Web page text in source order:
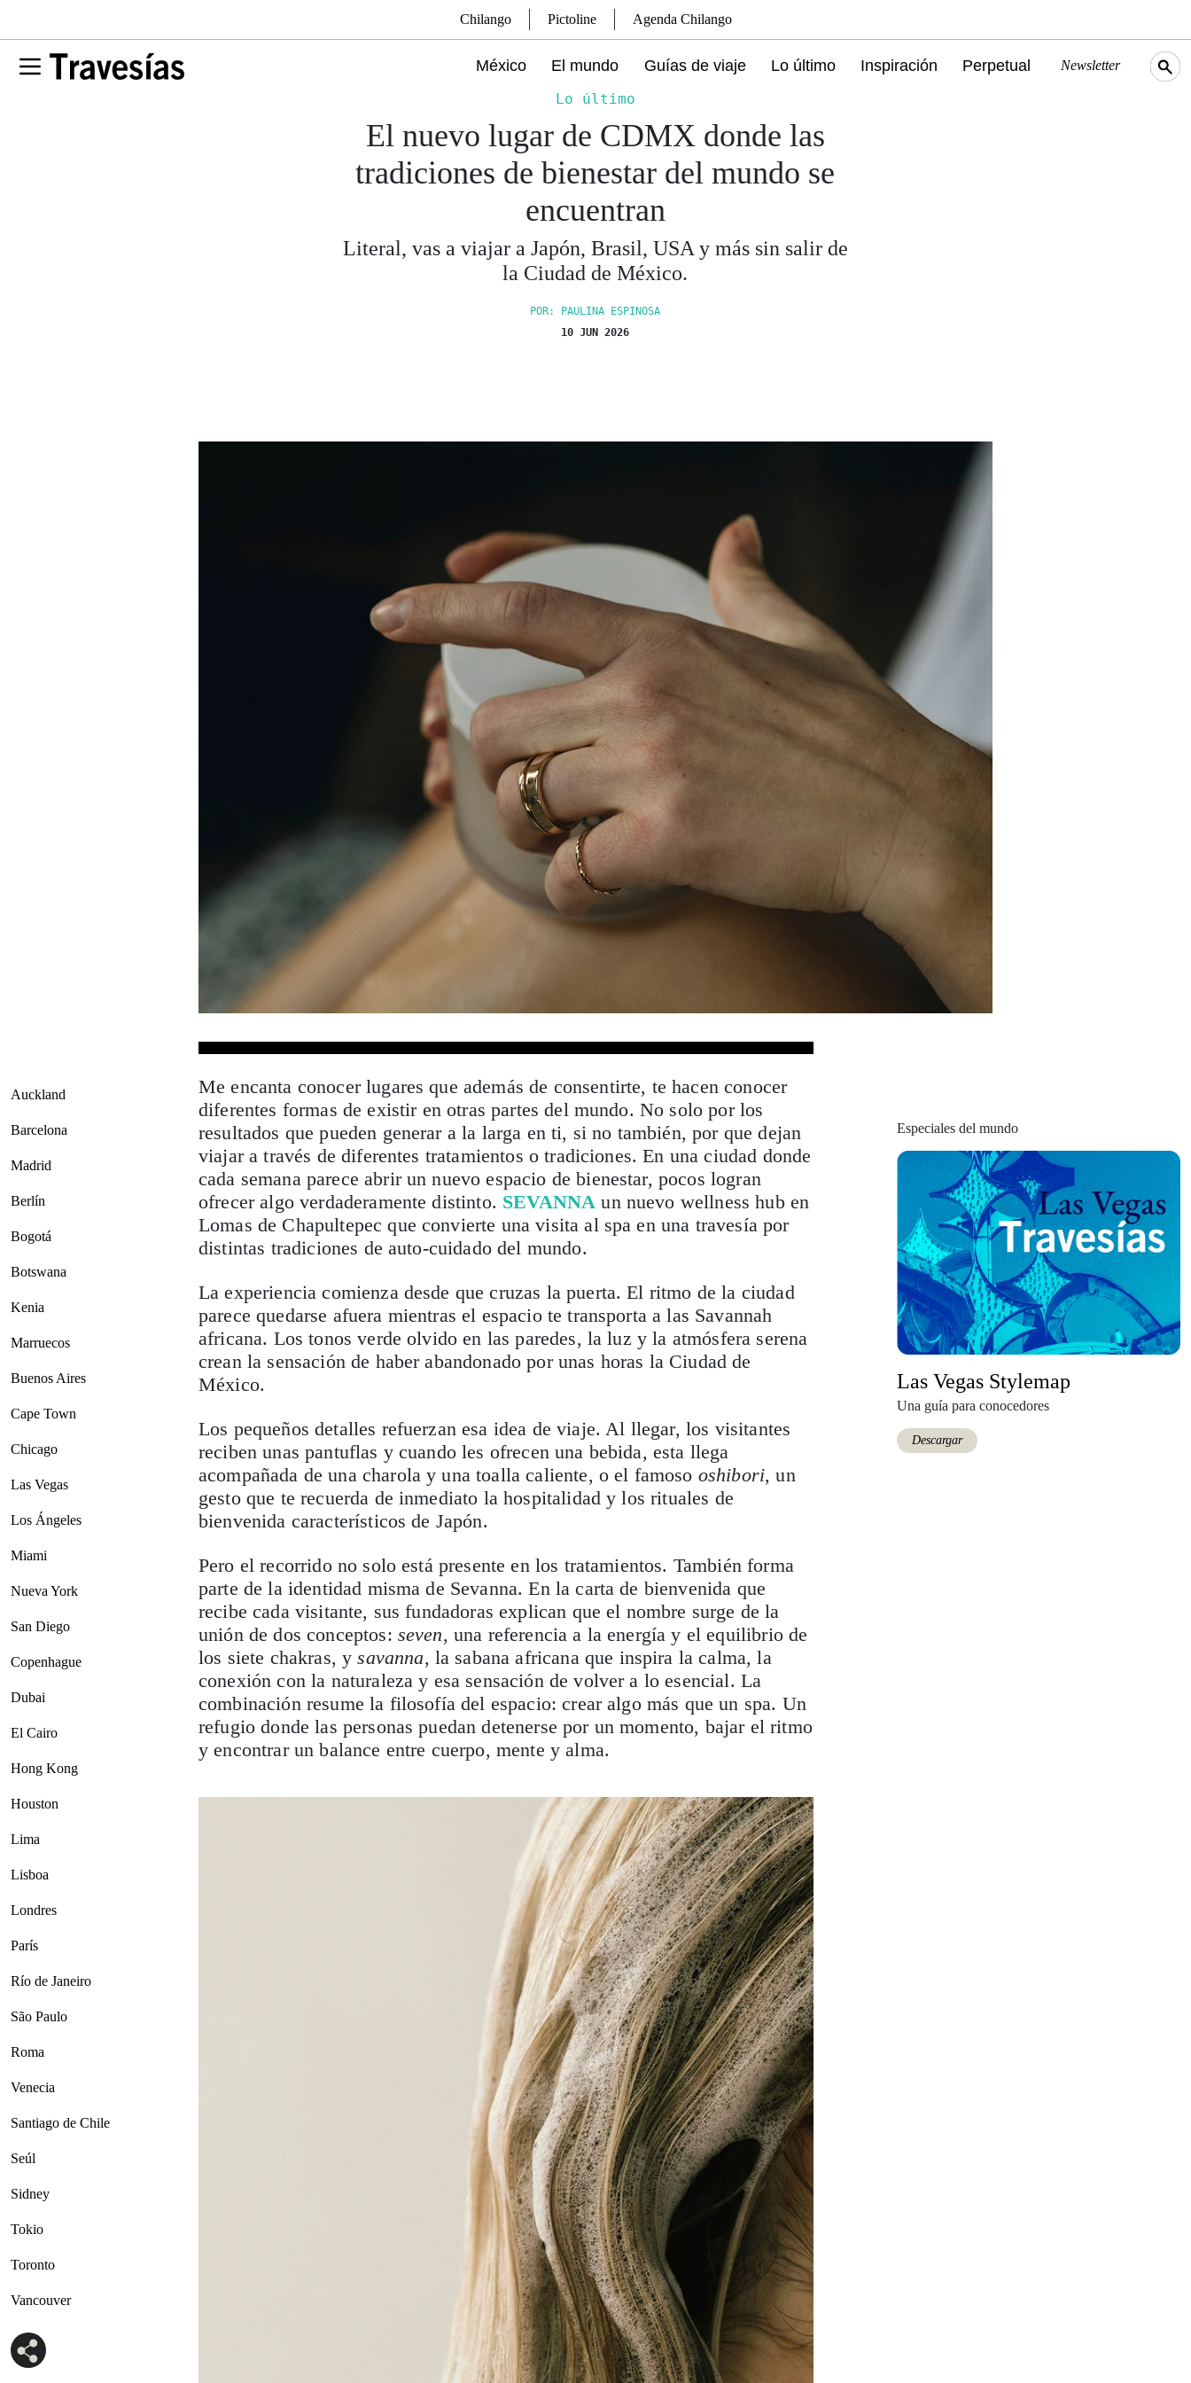
Chilango Pictoline Agenda Chilango
México El mundo Guías de viaje Lo último Inspiración Perpetual Newsletter
Lo último
El nuevo lugar de CDMX donde las
tradiciones de bienestar del mundo se
encuentran
Literal, vas a viajar a Japón, Brasil, USA y más sin salir de
la Ciudad de México.
POR: PAULINA ESPINOSA
10 JUN 2026
Auckland
Barcelona
Madrid
Berlín
Bogotá
Botswana
Kenia
Marruecos
Buenos Aires
Cape Town
Chicago
Las Vegas
Los Ángeles
Miami
Nueva York
San Diego
Copenhague
Dubai
El Cairo
Hong Kong
Houston
Lima
Lisboa
Londres
París
Río de Janeiro
São Paulo
Roma
Venecia
Santiago de Chile
Seúl
Sidney
Tokio
Toronto
Vancouver
Me encanta conocer lugares que además de consentirte, te hacen conocer
diferentes formas de existir en otras partes del mundo. No solo por los
resultados que pueden generar a la larga en ti, si no también, por que dejan
viajar a través de diferentes tratamientos o tradiciones. En una ciudad donde
cada semana parece abrir un nuevo espacio de bienestar, pocos logran
ofrecer algo verdaderamente distinto. SEVANNA un nuevo wellness hub en
Lomas de Chapultepec que convierte una visita al spa en una travesía por
distintas tradiciones de auto-cuidado del mundo.
La experiencia comienza desde que cruzas la puerta. El ritmo de la ciudad
parece quedarse afuera mientras el espacio te transporta a las Savannah
africana. Los tonos verde olvido en las paredes, la luz y la atmósfera serena
crean la sensación de haber abandonado por unas horas la Ciudad de
México.
Los pequeños detalles refuerzan esa idea de viaje. Al llegar, los visitantes
reciben unas pantuflas y cuando les ofrecen una bebida, esta llega
acompañada de una charola y una toalla caliente, o el famoso oshibori, un
gesto que te recuerda de inmediato la hospitalidad y los rituales de
bienvenida característicos de Japón.
Pero el recorrido no solo está presente en los tratamientos. También forma
parte de la identidad misma de Sevanna. En la carta de bienvenida que
recibe cada visitante, sus fundadoras explican que el nombre surge de la
unión de dos conceptos: seven, una referencia a la energía y el equilibrio de
los siete chakras, ysavanna, la sabana africana que inspira la calma, la
conexión con la naturaleza y esa sensación de volver a lo esencial. La
combinación resume la filosofía del espacio: crear algo más que un spa. Un
refugio donde las personas puedan detenerse por un momento, bajar el ritmo
y encontrar un balance entre cuerpo, mente y alma.
Especiales del mundo
Las Vegas Stylemap
Una guía para conocedores
Descargar